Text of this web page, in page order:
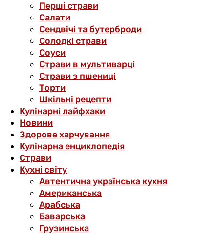
Перші страви
Салати
Сендвічі та бутерброди
Солодкі страви
Соуси
Страви в мультиварці
Страви з пшениці
Торти
Шкільні рецепти
Кулінарні лайфхаки
Новини
Здорове харчування
Кулінарна енциклопедія
Страви
Кухні світу
Автентична українська кухня
Американська
Арабська
Баварська
Грузинська